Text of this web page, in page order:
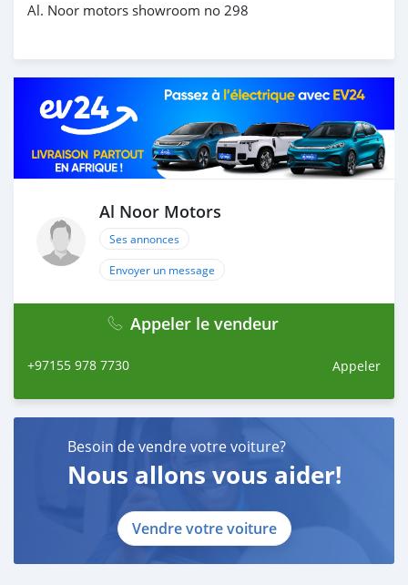
Al. Noor motors showroom no 298
Al Noor Motors
Ses annonces
Envoyer un message
Appeler le vendeur
+97155 978 7730 Appeler
Besoin de vendre votre voiture?
Nous allons vous aider!
Vendre votre voiture